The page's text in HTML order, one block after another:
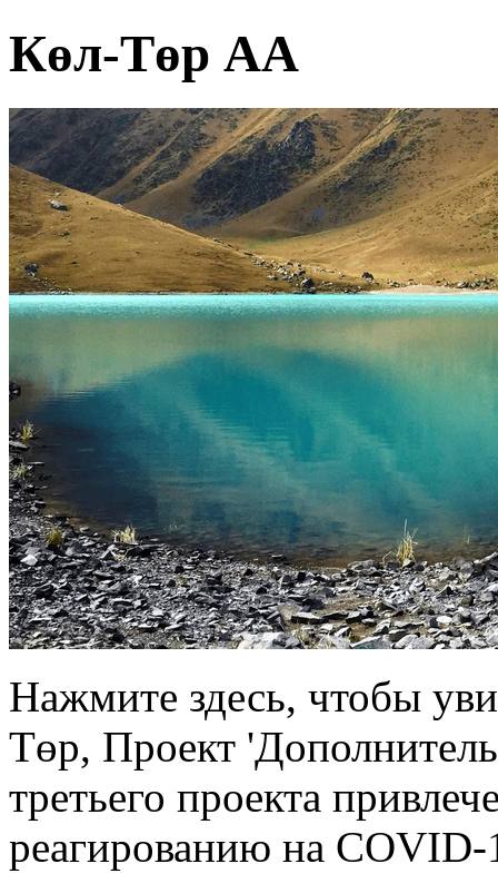
Көл-Төр АА
Нажмите здесь, чтобы
Төр, Проект
третьего проекта
реагированию на COVID-